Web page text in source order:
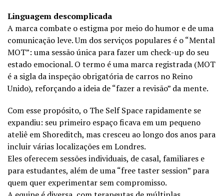
Linguagem descomplicada
A marca combate o estigma por meio do humor e de uma
comunicação leve. Um dos serviços populares é o “Mental
MOT”: uma sessão única para fazer um check-up do seu
estado emocional. O termo é uma marca registrada (MOT
é a sigla da inspeção obrigatória de carros no Reino
Unido), reforçando a ideia de “fazer a revisão” da mente.
Com esse propósito, o The Self Space rapidamente se
expandiu: seu primeiro espaço ficava em um pequeno
ateliê em Shoreditch, mas cresceu ao longo dos anos para
incluir várias localizações em Londres.
Eles oferecem sessões individuais, de casal, familiares e
para estudantes, além de uma “free taster session” para
quem quer experimentar sem compromisso.